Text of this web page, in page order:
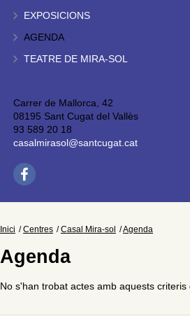
EXPOSICIONS
AGENDA
TEATRE DE MIRA-SOL
Carrer de Mallorca, 42
08195 Sant Cugat del Vallès
93 589 20 18
casalmirasol@santcugat.cat
Inici Centres Casal Mira-sol Agenda
Agenda
No s'han trobat actes amb aquests criteris